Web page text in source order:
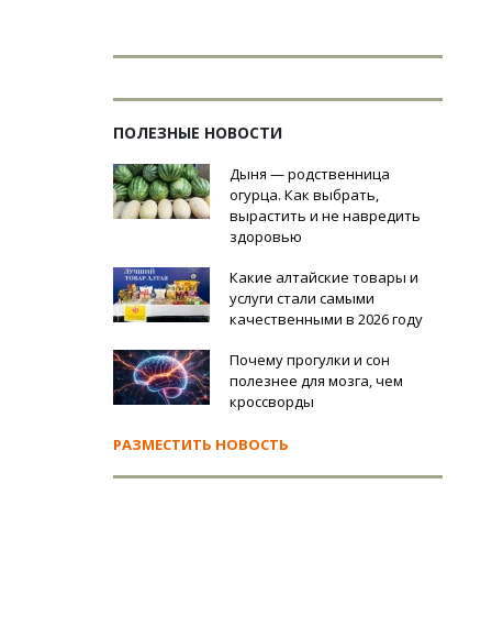
ПОЛЕЗНЫЕ НОВОСТИ
Дыня — родственница
огурца. Как выбрать,
вырастить и не навредить
здоровью
Какие алтайские товары и
услуги стали самыми
качественными в 2026 году
Почему прогулки и сон
полезнее для мозга, чем
кроссворды
РАЗМЕСТИТЬ НОВОСТЬ